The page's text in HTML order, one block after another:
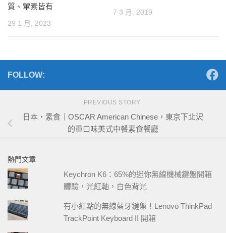
質、葷素皆有
29 1 月, 2023
7 3 月, 2019
FOLLOW:
PREVIOUS STORY
日本・素食｜OSCAR American Chinese，東京下北沢
的重口味美式中餐素食餐廳
熱門文章
Keychron K6：65%的迷你無線機械鍵盤開箱
體驗，光紅軸，白色背光
有小紅點的無線藍牙鍵盤！Lenovo ThinkPad
TrackPoint Keyboard II 開箱